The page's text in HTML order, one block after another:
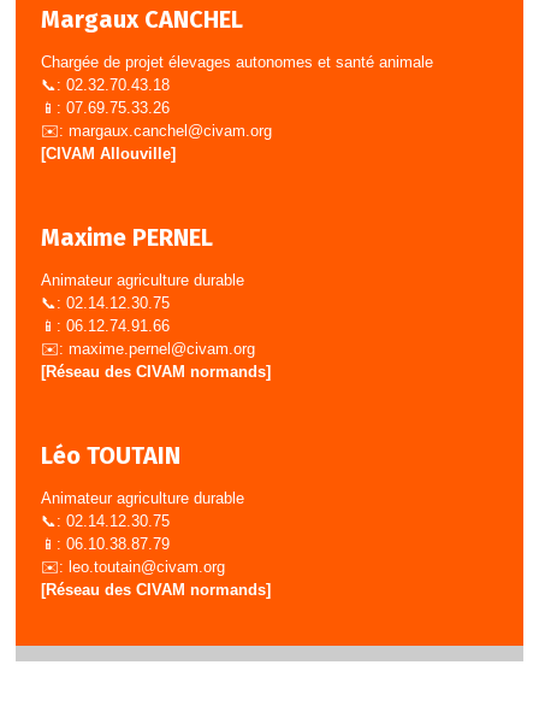
Margaux CANCHEL
Chargée de projet élevages autonomes et santé animale
📞: 02.32.70.43.18
📱: 07.69.75.33.26
✉️: margaux.canchel@civam.org
[CIVAM Allouville]
Maxime PERNEL
Animateur agriculture durable
📞: 02.14.12.30.75
📱: 06.12.74.91.66
✉️: maxime.pernel@civam.org
[Réseau des CIVAM normands]
Léo TOUTAIN
Animateur agriculture durable
📞: 02.14.12.30.75
📱: 06.10.38.87.79
✉️: leo.toutain@civam.org
[Réseau des CIVAM normands]